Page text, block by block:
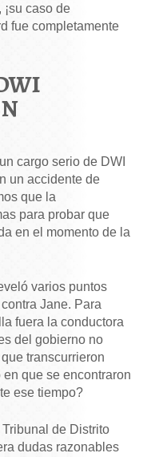
caso de
fue completamente
cargo serio de DWI
un accidente de
que la
para probar que
en el momento de la
varios puntos
Jane. Para
fuera la conductora
del gobierno no
transcurrieron
que se encontraron
ese tiempo?
de Distrito
dudas razonables